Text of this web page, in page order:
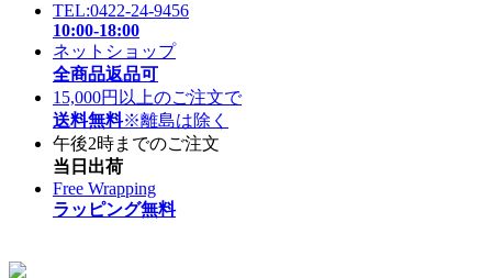
TEL:0422-24-9456
10:00-18:00
ネットショップ
全商品返品可
15,000円以上のご注文で
送料無料※離島は除く
午後2時までのご注文
当日出荷
Free Wrapping
ラッピング無料